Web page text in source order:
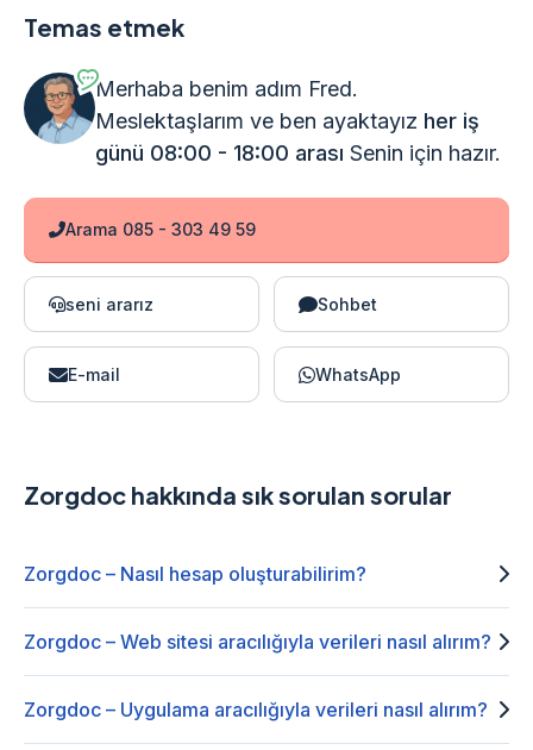
Temas etmek
Merhaba benim adım Fred.
Meslektaşlarım ve ben ayaktayız her iş
günü 08:00 - 18:00 arası Senin için hazır.
Arama 085 - 303 49 59
seni ararız Sohbet
E-mail WhatsApp
Zorgdoc hakkında sık sorulan sorular
Zorgdoc – Nasıl hesap oluşturabilirim?
Zorgdoc – Web sitesi aracılığıyla verileri nasıl alırım?
Zorgdoc – Uygulama aracılığıyla verileri nasıl alırım?